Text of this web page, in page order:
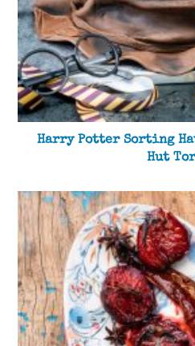
Harry Potter Sorting
Hut